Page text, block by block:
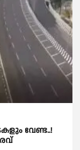
വേണ്ട..!